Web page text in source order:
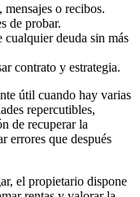
o recibos.
de probar.
deuda sin más
contrato y estrategia.
útil cuando hay varias
repercutibles,
de recuperar la
errores que después
el propietario dispone